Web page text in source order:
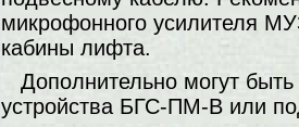
микрофонного усилителя
кабины лифта.
Дополнительно могут
устройства БГС-ПМ-В или